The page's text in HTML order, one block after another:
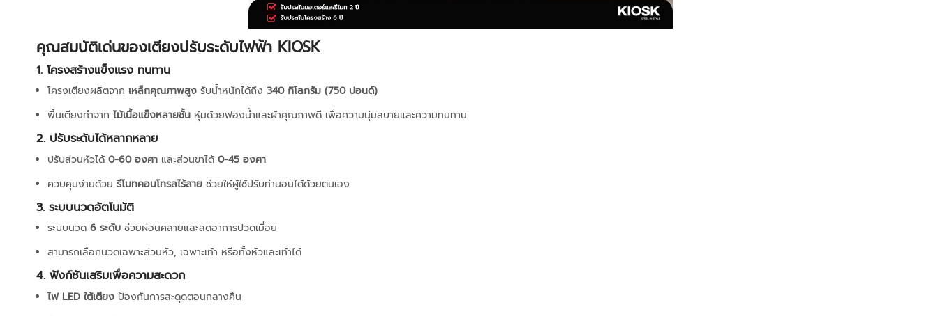
คุณสมบัติเด่นของเตียงปรับระดับไฟฟ้า KIOSK
1. โครงสร้างแข็งแรง ทนทาน
โครงเตียงผลิตจาก เหล็กคุณภาพสูง รับน้ำหนักได้ถึง 340 กิโลกรัม (750 ปอนด์)
พื้นเตียงทำจาก ไม้เนื้อแข็งหลายชั้น หุ้มด้วยฟองน้ำและผ้าคุณภาพดี เพื่อความนุ่มสบายและความทนทาน
2. ปรับระดับได้หลากหลาย
ปรับส่วนหัวได้ 0-60 องศา และส่วนขาได้ 0-45 องศา
ควบคุมง่ายด้วย รีโมทคอนโทรลไร้สาย ช่วยให้ผู้ใช้ปรับท่านอนได้ด้วยตนเอง
3. ระบบนวดอัตโนมัติ
ระบบนวด 6 ระดับ ช่วยผ่อนคลายและลดอาการปวดเมื่อย
สามารถเลือกนวดเฉพาะส่วนหัว, เฉพาะเท้า หรือทั้งหัวและเท้าได้
4. ฟังก์ชันเสริมเพื่อความสะดวก
ไฟ LED ใต้เตียง ป้องกันการสะดุดตอนกลางคืน